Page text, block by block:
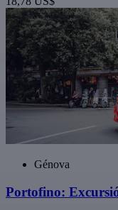
Génova
Portofino: